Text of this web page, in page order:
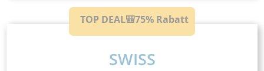
TOP DEAL🎒75% Rabatt
SWISS